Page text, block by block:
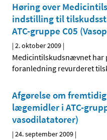
Høring over
indstilling til
ATC-gruppe C05
|2. oktober 2009 |
Medicintilskudsnævnet har
foranledning revurderet
Afgørelse om
lægemidler i ATC-
vasodilatatorer)
|24. september 2009 |